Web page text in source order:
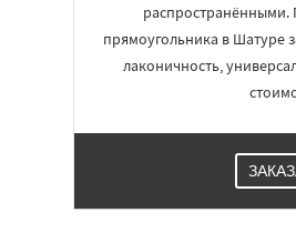
прямоугольника в Шатуре
лаконичность,